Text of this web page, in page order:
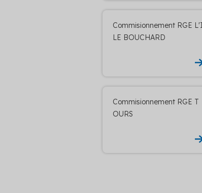
Commisionnement RGE L'I
LE BOUCHARD
Commisionnement RGE T
OURS